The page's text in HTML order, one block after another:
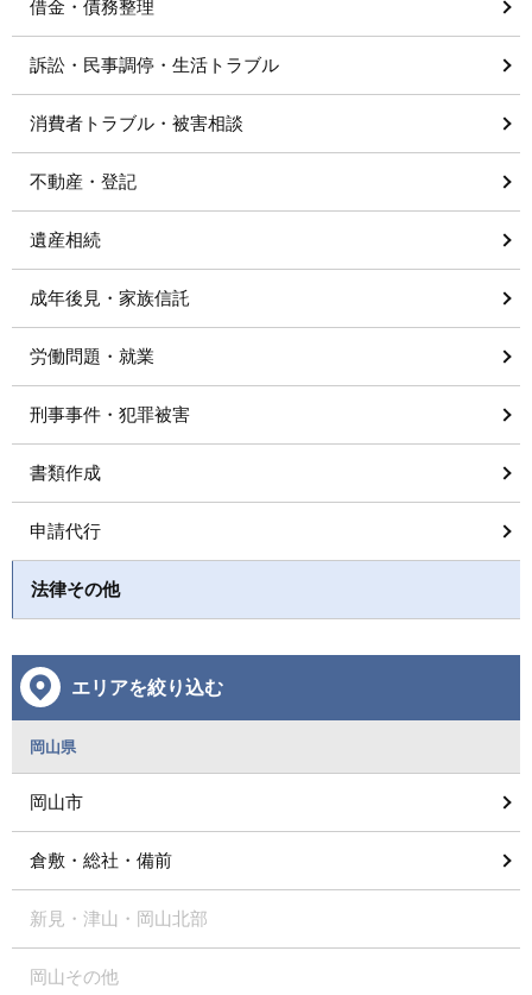
借金・債務整理
訴訟・民事調停・生活トラブル
消費者トラブル・被害相談
不動産・登記
遺産相続
成年後見・家族信託
労働問題・就業
刑事事件・犯罪被害
書類作成
申請代行
法律その他
エリアを絞り込む
岡山県
岡山市
倉敷・総社・備前
新見・津山・岡山北部
岡山その他